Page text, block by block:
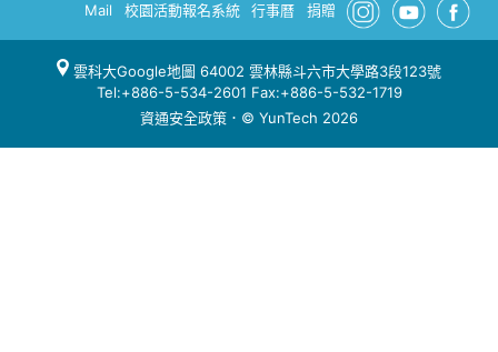
Mail 校園活動報名系統 行事曆 捐贈
雲科大Google地圖 64002 雲林縣斗六市大學路3段123號
Tel:+886-5-534-2601 Fax:+886-5-532-1719
資通安全政策 ．© YunTech 2026